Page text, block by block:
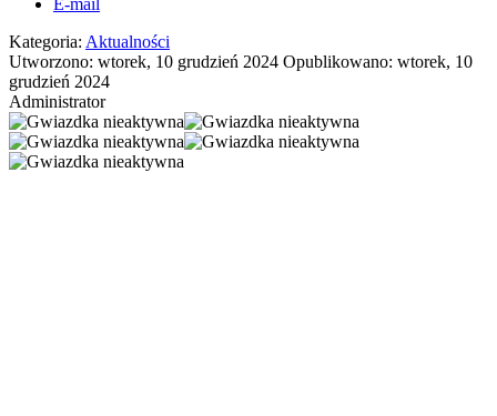
E-mail
Kategoria: Aktualności
Utworzono: wtorek, 10 grudzień 2024 Opublikowano: wtorek, 10
grudzień 2024
Administrator